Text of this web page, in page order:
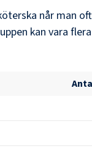
når man
kan vara